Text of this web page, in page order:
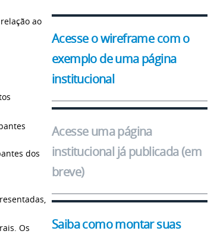
Acesse o wireframe com o
exemplo de uma página
institucional
ao
Acesse uma página
institucional já publicada (em
breve)
dos
Saiba como montar suas
Os